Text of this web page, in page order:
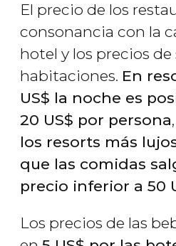
El precio de los
consonancia con la
hotel y los precios de
habitaciones. En
US$ la noche es
20 US$ por persona
los resorts más
que las comidas
precio inferior a 50
Los precios de las